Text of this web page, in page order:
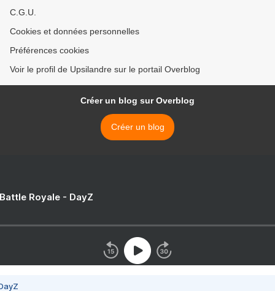
C.G.U.
Cookies et données personnelles
Préférences cookies
Voir le profil de Upsilandre sur le portail Overblog
Créer un blog sur Overblog
Créer un blog
Royale - DayZ